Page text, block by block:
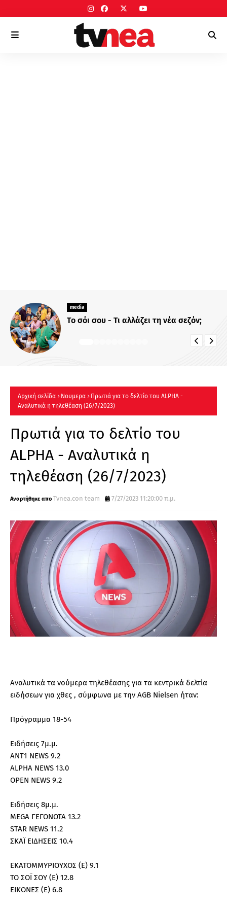
"Οι κόρες της Αρετής" - Δώρα Χρυσικού:
Η Φρόσω, μια γυναίκα γεμάτη αγάπη
Αρχική σελίδα Νουμερα
Πρωτιά για το δελτίο του ALPHA -
Αναλυτικά η τηλεθέαση (26/7/2023)
Πρωτιά για το δελτίο του
ALPHA - Αναλυτικά η
τηλεθέαση (26/7/2023)
Tvnea.con team 7/27/2023 11:20:00 π.μ.
Αναλυτικά τα νούμερα τηλεθέασης για τα κεντρικά δελτία
ειδήσεων για χθες , σύμφωνα με την AGB Nielsen ήταν:
Πρόγραμμα 18-54
Ειδήσεις 7μ.μ.
ΑΝΤ1 NEWS 9.2
ALPHA NEWS 13.0
OPEN NEWS 9.2
Ειδήσεις 8μ.μ.
MEGA ΓΕΓΟΝΟΤΑ 13.2
STAR NEWS 11.2
ΣΚΑΪ ΕΙΔΗΣΕΙΣ 10.4
ΕΚΑΤΟΜΜΥΡΙΟΥΧΟΣ (Ε) 9.1
ΤΟ ΣΟΪ ΣΟΥ (E) 12.8
EIKONEΣ (E) 6.8